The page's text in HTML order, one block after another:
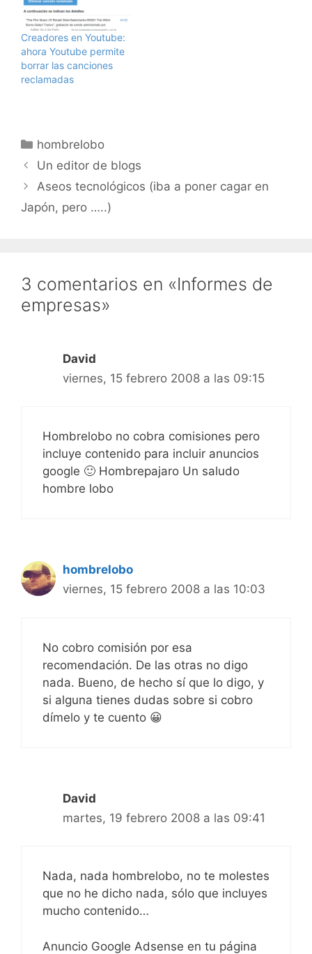
apoyar el desarrollo
tecnológico.Yo estoy
totalmente en
desacuerdo. En España
la innovación está
muerta (en general,
Creadores en Youtube:
ahora Youtube permite
borrar las canciones
reclamadas
Categorías
hombrelobo
Un editor de blogs
Aseos tecnológicos (iba a poner cagar en
Japón, pero …..)
3 comentarios en «Informes de
empresas»
David
viernes, 15 febrero 2008 a las 09:15
Hombrelobo no cobra comisiones pero
incluye contenido para incluir anuncios
google 🙂 Hombrepajaro Un saludo
hombre lobo
hombrelobo
viernes, 15 febrero 2008 a las 10:03
No cobro comisión por esa
recomendación. De las otras no digo
nada. Bueno, de hecho sí que lo digo, y
si alguna tienes dudas sobre si cobro
dímelo y te cuento 😀
David
martes, 19 febrero 2008 a las 09:41
Nada, nada hombrelobo, no te molestes
que no he dicho nada, sólo que incluyes
mucho contenido…
Anuncio Google Adsense en tu página